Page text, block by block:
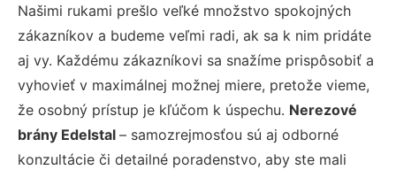
Našimi rukami prešlo veľké množstvo spokojných
zákazníkov a budeme veľmi radi, ak sa k nim pridáte
aj vy. Každému zákazníkovi sa snažíme prispôsobiť a
vyhovieť v maximálnej možnej miere, pretože vieme,
že osobný prístup je kľúčom k úspechu. Nerezové
brány Edelstal – samozrejmosťou sú aj odborné
konzultácie či detailné poradenstvo, aby ste mali